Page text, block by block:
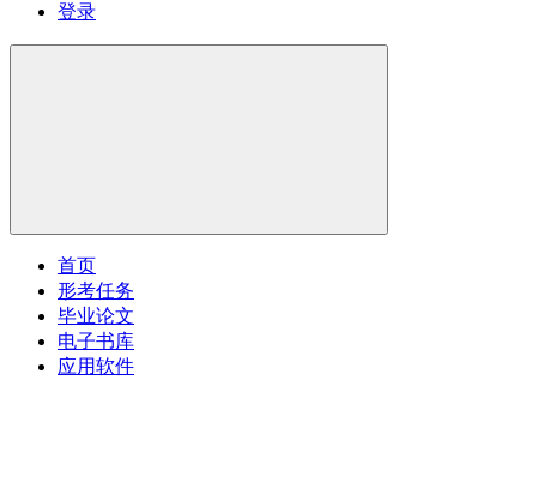
登录
首页
形考任务
毕业论文
电子书库
应用软件